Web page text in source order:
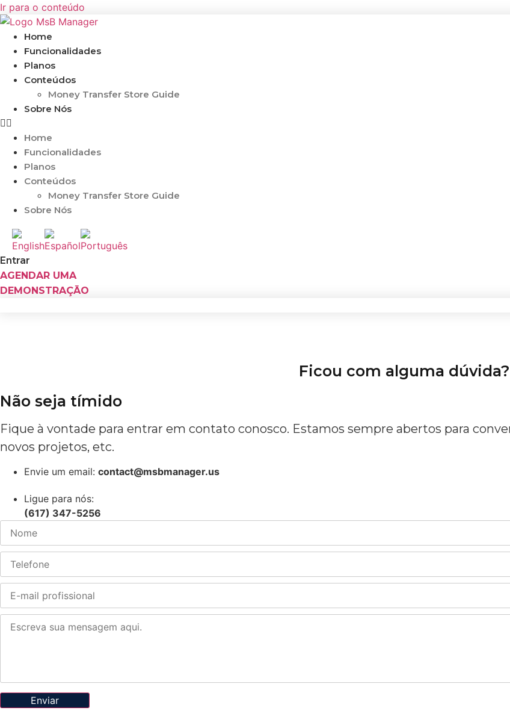
Ir para o conteúdo
Home
Funcionalidades
Planos
Conteúdos
Money Transfer Store Guide
Sobre Nós
Home
Funcionalidades
Planos
Conteúdos
Money Transfer Store Guide
Sobre Nós
Entrar
AGENDAR UMA
DEMONSTRAÇĀO
Ficou com alguma dúvida?
Não seja tímido
Fique à vontade para entrar em contato conosco. Estamos sempre abertos para
novos projetos, etc.
Envie um email: contact@msbmanager.us
Ligue para nós:
(617) 347-5256
Enviar